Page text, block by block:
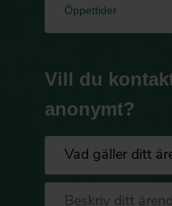
Öppettider
Vill du
anonymt?